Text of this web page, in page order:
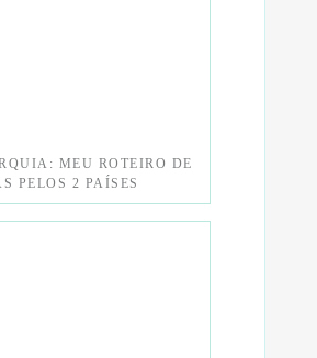
MEU ROTEIRO DE
PELOS 2 PAÍSES